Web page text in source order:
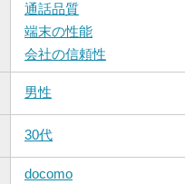
通話品質
端末の性能
会社の信頼性
男性
30代
docomo